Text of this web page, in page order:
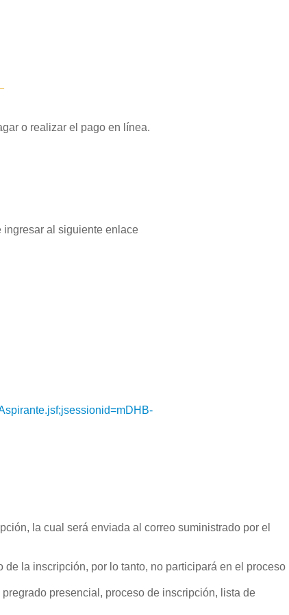
o realizar el pago en línea.
ingresar al siguiente enlace
la cual será enviada al correo suministrado por el
la inscripción, por lo tanto, no participará en el proceso
pregrado presencial, proceso de inscripción, lista de